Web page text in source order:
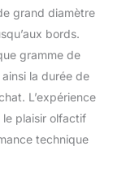
grand diamètre
bords.
gramme de
la durée de
L’expérience
plaisir olfactif
technique